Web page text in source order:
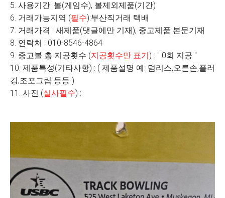
5. 사용기간: 볼(게임수), 볼제외제품(기간)
6. 거래가능지역 (필수):부산직거래 택배
7. 거래가격 : 새제품(댓글에만 기재), 중고제품 본문기재
8. 연락처 : 010-8546-4864
9. 중고볼 총 지공횟수 (지공횟수만 표기) : " 0회 지공 "
10. 제품특성(기타사항) : ( 제품설명 예: 덤리스,오른손,플러
깅,조포그립 등등 )
11. 사진 (실사필수) :